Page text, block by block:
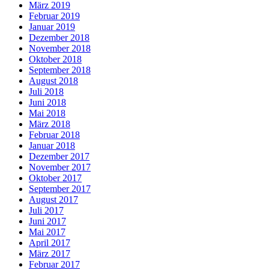
März 2019
Februar 2019
Januar 2019
Dezember 2018
November 2018
Oktober 2018
September 2018
August 2018
Juli 2018
Juni 2018
Mai 2018
März 2018
Februar 2018
Januar 2018
Dezember 2017
November 2017
Oktober 2017
September 2017
August 2017
Juli 2017
Juni 2017
Mai 2017
April 2017
März 2017
Februar 2017